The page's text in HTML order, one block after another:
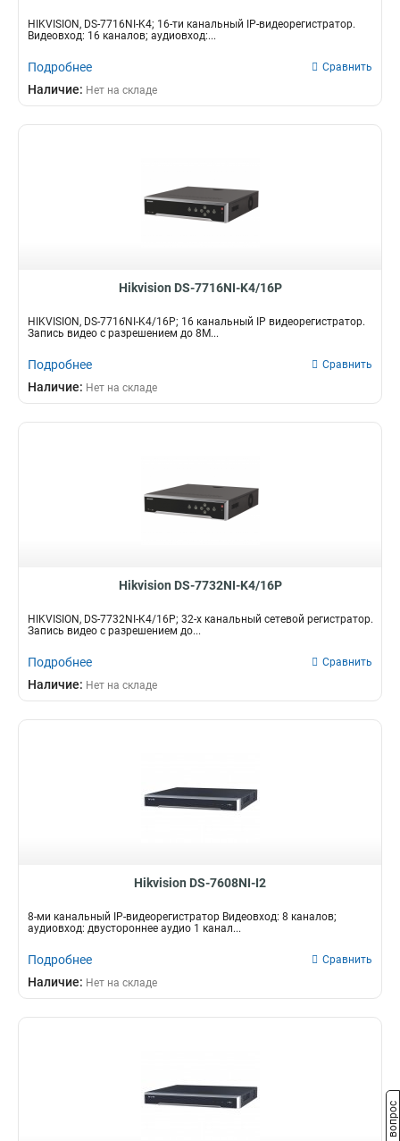
HIKVISION, DS-7716NI-K4; 16-ти канальный IP-видеорегистратор.
Видеовход: 16 каналов; аудиовход:...
Подробнее Сравнить
Наличие: Нет на складе
Hikvision DS-7716NI-K4/16P
HIKVISION, DS-7716NI-K4/16P; 16 канальный IP видеорегистратор.
Запись видео с разрешением до 8М...
Подробнее Сравнить
Наличие: Нет на складе
Hikvision DS-7732NI-K4/16P
HIKVISION, DS-7732NI-K4/16P; 32-х канальный сетевой регистратор.
Запись видео с разрешением до...
Подробнее Сравнить
Наличие: Нет на складе
Hikvision DS-7608NI-I2
8-ми канальный IP-видеорегистратор Видеовход: 8 каналов;
аудиовход: двустороннее аудио 1 канал...
Подробнее Сравнить
Наличие: Нет на складе